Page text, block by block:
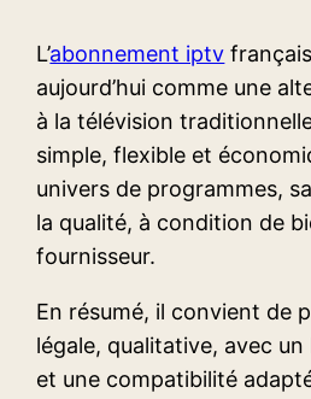
L’abonnement iptv
aujourd’hui comme une
à la télévision
simple, flexible et
univers de programmes,
la qualité, à condition de
fournisseur.
En résumé, il convient de
légale, qualitative, avec
et une compatibilité